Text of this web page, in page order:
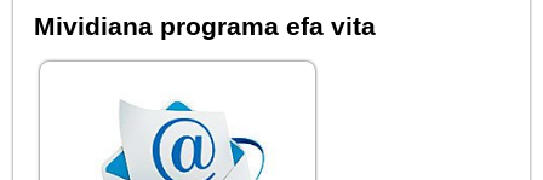
Mividiana programa efa vita